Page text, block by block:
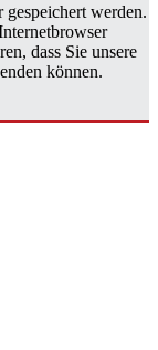
werden.
dass Sie unsere
können.